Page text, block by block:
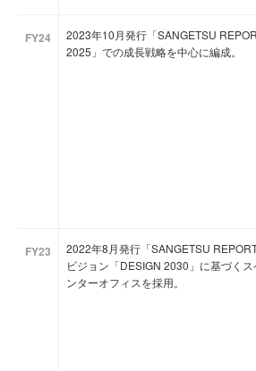
FY24
2023年10月発行「SANGETSU
2025」での成長戦略を中心に編成。
FY23
2022年8月発行「SANGETSU
ビジョン「DESIGN 2030」に基づく
ンターオフィスを採用。